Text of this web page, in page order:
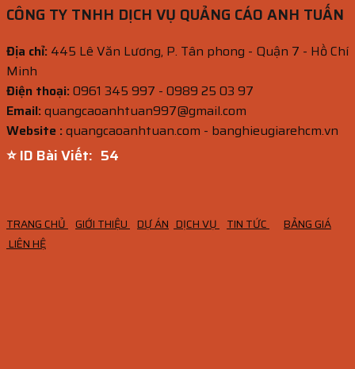
CÔNG TY TNHH DỊCH VỤ QUẢNG CÁO ANH TUẤN
Địa chỉ: 445 Lê Văn Lương, P. Tân phong - Quận 7 - Hồ Chí
Minh
Điện thoại:0961 345 997 - 0989 25 03 97
Email:quangcaoanhtuan997@gmail.com
Website :quangcaoanhtuan.com - banghieugiarehcm.vn
⭐ ID Bài Viết: 52
TRANG CHỦ GIỚI THIỆU DỰ ÁN DỊCH VỤ TIN TỨC
BẢNG GIÁ
LIÊN HỆ